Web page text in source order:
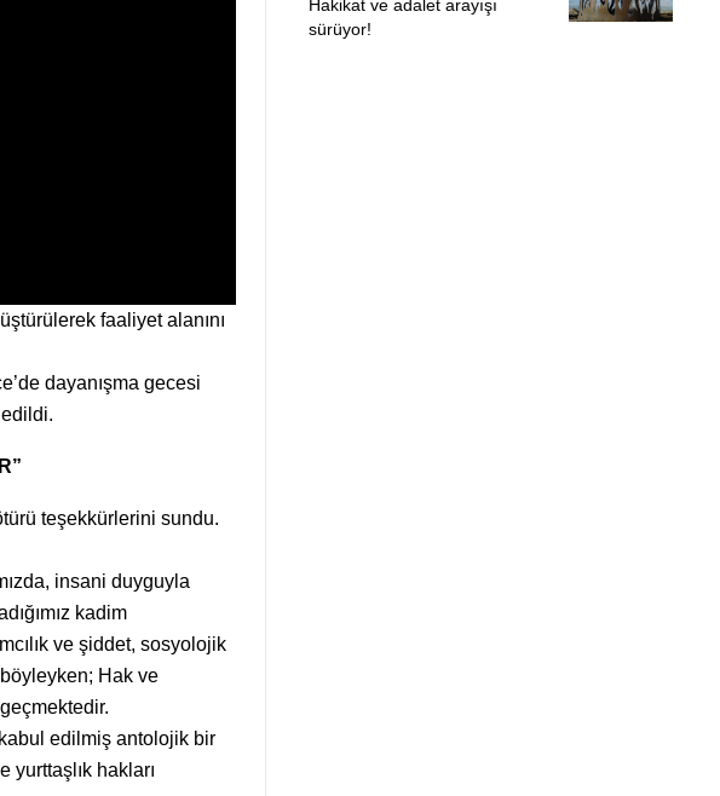
faaliyet alanını
dayanışma gecesi
teşekkürlerini sundu.
insani duyguyla
kadim
ve şiddet, sosyolojik
Hak ve
edilmiş antolojik bir
yurttaşlık hakları
Hakikat ve adalet arayışı
sürüyor!